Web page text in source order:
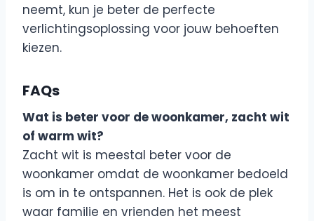
neemt, kun je beter de perfecte
verlichtingsoplossing voor jouw behoeften
kiezen.
FAQs
Wat is beter voor de woonkamer, zacht wit
of warm wit?
Zacht wit is meestal beter voor de
woonkamer omdat de woonkamer bedoeld
is om in te ontspannen. Het is ook de plek
waar familie en vrienden het meest